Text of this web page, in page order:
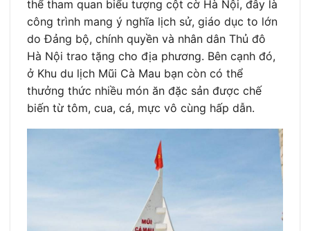
thể tham quan biểu tượng cột cờ Hà Nội, đây là
công trình mang ý nghĩa lịch sử, giáo dục to lớn
do Đảng bộ, chính quyền và nhân dân Thủ đô
Hà Nội trao tặng cho địa phương. Bên cạnh đó,
ở Khu du lịch Mũi Cà Mau bạn còn có thể
thưởng thức nhiều món ăn đặc sản được chế
biến từ tôm, cua, cá, mực vô cùng hấp dẫn.